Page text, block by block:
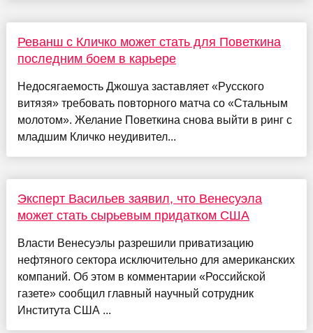
Реванш с Кличко может стать для Поветкина
последним боем в карьере
Недосягаемость Джошуа заставляет «Русского
витязя» требовать повторного матча со «Стальным
молотом». Желание Поветкина снова выйти в ринг с
младшим Кличко неудивител...
Эксперт Васильев заявил, что Венесуэла
может стать сырьевым придатком США
Власти Венесуэлы разрешили приватизацию
нефтяного сектора исключительно для американских
компаний. Об этом в комментарии «Российской
газете» сообщил главный научный сотрудник
Института США ...